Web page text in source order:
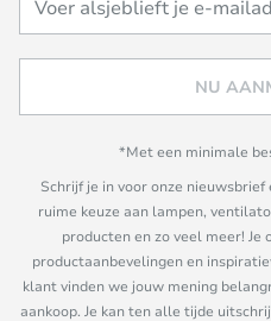
NU
*Met een minimale
Schrijf je in voor onze
ruime keuze aan lampen,
producten en zo veel meer!
productaanbevelingen en
klant vinden we jouw mening
aankoop. Je kan ten alle tijde